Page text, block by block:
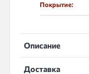
Покрытие:
Описание
Доставка